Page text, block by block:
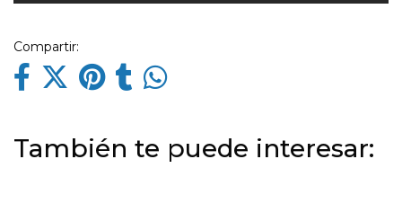
Compartir:
También te puede interesar: